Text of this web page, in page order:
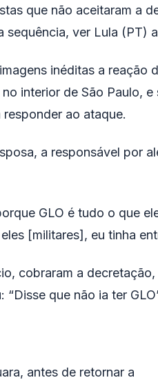
que não aceitaram a
ver Lula (PT)
inéditas a reação
interior de São Paulo,
ao ataque.
a responsável por
GLO é tudo o que
[militares], eu tinha
cobraram a
que não ia ter
antes de retornar a